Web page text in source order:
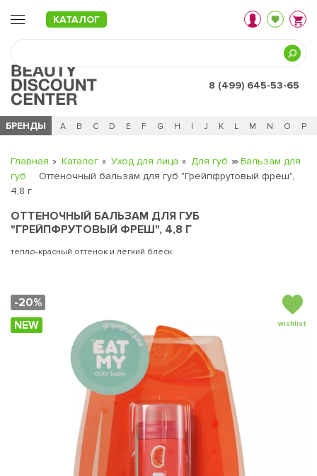
КАТАЛОГ
8 (499) 645-53-65
БРЕНДЫ
Ч 0 - 9 A B C D E F G H I J K L M N O P
Главная Каталог Уход для лица Для губ
Бальзам для
губ
Оттеночный бальзам для губ "Грейпфрутовый фреш",
4,8 г
ОТТЕНОЧНЫЙ БАЛЬЗАМ ДЛЯ ГУБ
"ГРЕЙПФРУТОВЫЙ ФРЕШ", 4,8 Г
тепло-красный оттенок и лёгкий блеск
-20%
NEW
wishlist